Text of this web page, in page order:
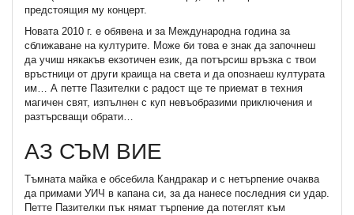
предстоящия му концерт.
Новата 2010 г. е обявена и за Международна година за
сближаване на културите. Може би това е знак да започнеш
да учиш някакъв екзотичен език, да потърсиш връзка с твои
връстници от други краища на света и да опознаеш културата
им… А петте Пазителки с радост ще те приемат в техния
магичен свят, изпълнен с куп невъобразими приключения и
разтърсващи обрати…
АЗ СЪМ ВИЕ
Тъмната майка е обсебила Кандракар и с нетърпение очаква
да примами УИЧ в капана си, за да нанесе последния си удар.
Петте Пазителки пък нямат търпение да потеглят към